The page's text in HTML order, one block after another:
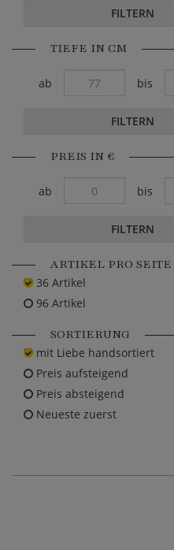
FILTERN
TIEFE IN CM
ab bis
FILTERN
PREIS IN €
ab bis
FILTERN
ARTIKEL PRO SEITE
36 Artikel
96 Artikel
SORTIERUNG
mit Liebe handsortiert
Preis aufsteigend
Preis absteigend
Neueste zuerst